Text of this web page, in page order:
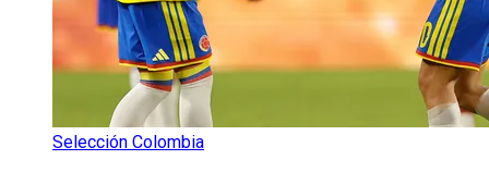
Selección Colombia